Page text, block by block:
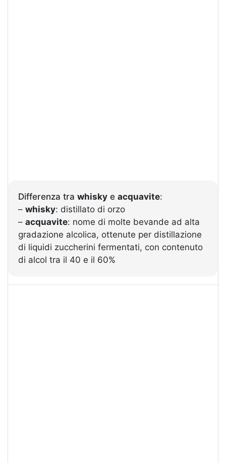
Differenza tra whisky e acquavite:
– whisky: distillato di orzo
– acquavite: nome di molte bevande ad alta
gradazione alcolica, ottenute per distillazione
di liquidi zuccherini fermentati, con contenuto
di alcol tra il 40 e il 60%